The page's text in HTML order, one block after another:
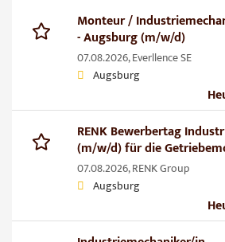
Monteur /
- Augsburg (m/w/d)
07.08.2026,Everllence SE
Augsburg
RENK Bewerbertag
(m/w/d) für die
07.08.2026,RENK Group
Augsburg